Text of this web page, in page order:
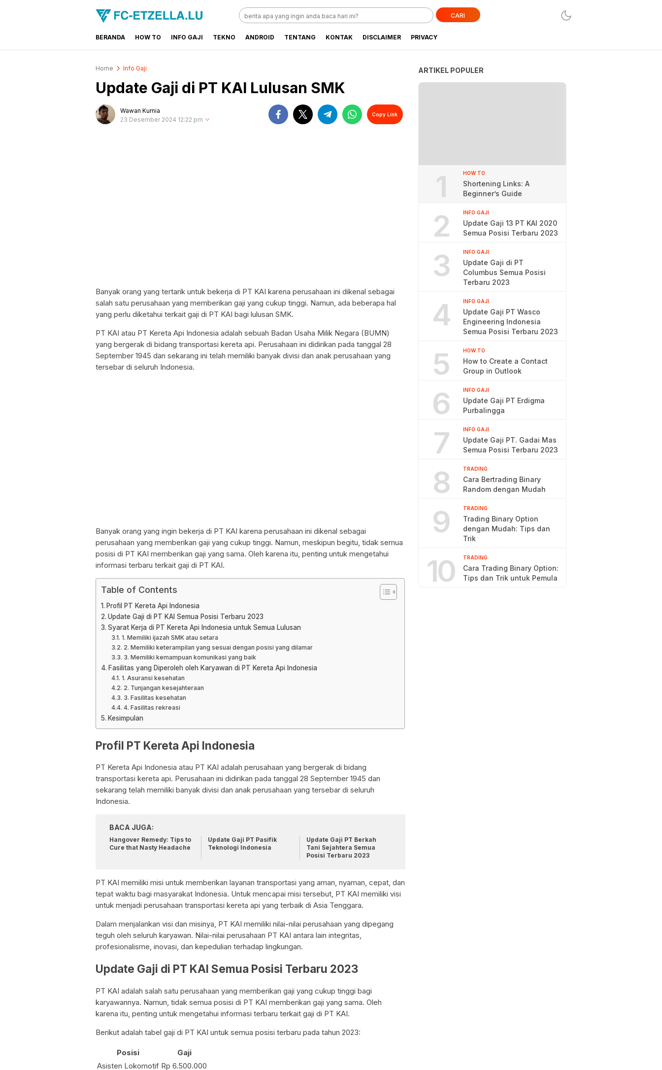
FC-ETZELLA.LU
Share & Learn The World
CARI
BERANDA HOW TO INFO GAJI TEKNO ANDROID TENTANG KONTAK DISCLAIMER PRIVACY
Home Info Gaji
Update Gaji di PT KAI Lulusan SMK
Wawan Kurnia
23 Desember 2024 12:22 pm
Copy Link
Banyak orang yang tertarik untuk bekerja di PT KAI karena perusahaan ini dikenal sebagai
salah satu perusahaan yang memberikan gaji yang cukup tinggi. Namun, ada beberapa hal
yang perlu diketahui terkait gaji di PT KAI bagi lulusan SMK.
PT KAI atau PT Kereta Api Indonesia adalah sebuah Badan Usaha Milik Negara (BUMN)
yang bergerak di bidang transportasi kereta api. Perusahaan ini didirikan pada tanggal 28
September 1945 dan sekarang ini telah memiliki banyak divisi dan anak perusahaan yang
tersebar di seluruh Indonesia.
Banyak orang yang ingin bekerja di PT KAI karena perusahaan ini dikenal sebagai
perusahaan yang memberikan gaji yang cukup tinggi. Namun, meskipun begitu, tidak semua
posisi di PT KAI memberikan gaji yang sama. Oleh karena itu, penting untuk mengetahui
informasi terbaru terkait gaji di PT KAI.
Table of Contents
Profil PT Kereta Api Indonesia
Update Gaji di PT KAI Semua Posisi Terbaru 2023
Syarat Kerja di PT Kereta Api Indonesia untuk Semua Lulusan
1. Memiliki ijazah SMK atau setara
2. Memiliki keterampilan yang sesuai dengan posisi yang dilamar
3. Memiliki kemampuan komunikasi yang baik
Fasilitas yang Diperoleh oleh Karyawan di PT Kereta Api Indonesia
1. Asuransi kesehatan
2. Tunjangan kesejahteraan
3. Fasilitas kesehatan
4. Fasilitas rekreasi
Kesimpulan
Profil PT Kereta Api Indonesia
PT Kereta Api Indonesia atau PT KAI adalah perusahaan yang bergerak di bidang
transportasi kereta api. Perusahaan ini didirikan pada tanggal 28 September 1945 dan
sekarang telah memiliki banyak divisi dan anak perusahaan yang tersebar di seluruh
Indonesia.
BACA JUGA:
Hangover Remedy: Tips to
Cure that Nasty Headache
Update Gaji PT Pasifik
Teknologi Indonesia
Update Gaji PT Berkah
Tani Sejahtera Semua
Posisi Terbaru 2023
PT KAI memiliki misi untuk memberikan layanan transportasi yang aman, nyaman, cepat, dan
tepat waktu bagi masyarakat Indonesia. Untuk mencapai misi tersebut, PT KAI memiliki visi
untuk menjadi perusahaan transportasi kereta api yang terbaik di Asia Tenggara.
Dalam menjalankan visi dan misinya, PT KAI memiliki nilai-nilai perusahaan yang dipegang
teguh oleh seluruh karyawan. Nilai-nilai perusahaan PT KAI antara lain integritas,
profesionalisme, inovasi, dan kepedulian terhadap lingkungan.
Update Gaji di PT KAI Semua Posisi Terbaru 2023
PT KAI adalah salah satu perusahaan yang memberikan gaji yang cukup tinggi bagi
karyawannya. Namun, tidak semua posisi di PT KAI memberikan gaji yang sama. Oleh
karena itu, penting untuk mengetahui informasi terbaru terkait gaji di PT KAI.
Berikut adalah tabel gaji di PT KAI untuk semua posisi terbaru pada tahun 2023:
Posisi
Gaji
Asisten Lokomotif Rp 6.500.000
ARTIKEL POPULER
1 HOW TO
Shortening Links: A
Beginner’s Guide
2 INFO GAJI
Update Gaji 13 PT KAI 2020
Semua Posisi Terbaru 2023
3 INFO GAJI
Update Gaji di PT
Columbus Semua Posisi
Terbaru 2023
4 INFO GAJI
Update Gaji PT Wasco
Engineering Indonesia
Semua Posisi Terbaru 2023
5 HOW TO
How to Create a Contact
Group in Outlook
6 INFO GAJI
Update Gaji PT Erdigma
Purbalingga
7 INFO GAJI
Update Gaji PT. Gadai Mas
Semua Posisi Terbaru 2023
8 TRADING
Cara Bertrading Binary
Random dengan Mudah
9 TRADING
Trading Binary Option
dengan Mudah: Tips dan
Trik
10 TRADING
Cara Trading Binary Option:
Tips dan Trik untuk Pemula